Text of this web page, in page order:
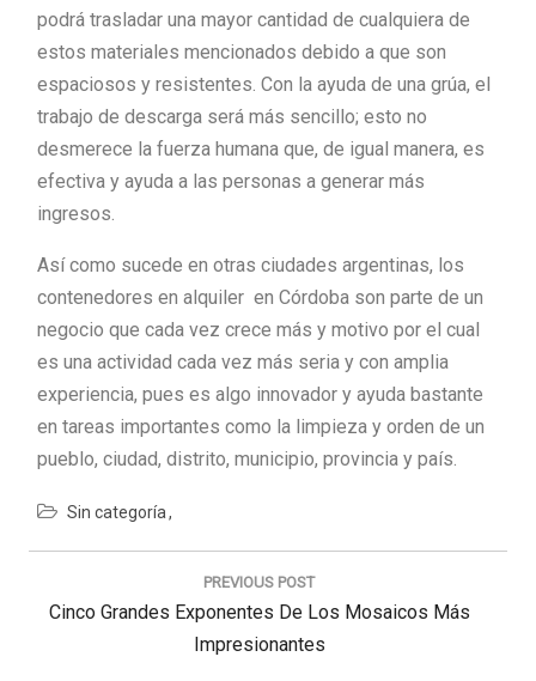
podrá trasladar una mayor cantidad de cualquiera de
estos materiales mencionados debido a que son
espaciosos y resistentes. Con la ayuda de una grúa, el
trabajo de descarga será más sencillo; esto no
desmerece la fuerza humana que, de igual manera, es
efectiva y ayuda a las personas a generar más
ingresos.
Así como sucede en otras ciudades argentinas, los
contenedores en alquiler en Córdoba son parte de un
negocio que cada vez crece más y motivo por el cual
es una actividad cada vez más seria y con amplia
experiencia, pues es algo innovador y ayuda bastante
en tareas importantes como la limpieza y orden de un
pueblo, ciudad, distrito, municipio, provincia y país.
Sin categoría
PREVIOUS POST
Previous
Cinco Grandes Exponentes De Los Mosaicos Más
Impresionantes